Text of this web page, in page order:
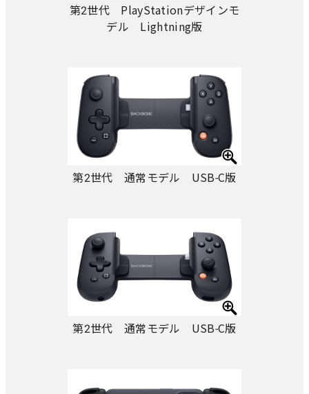
第2世代 PlayStationデザインモ
デル Lightning版
第2世代 通常モデル USB-C版
第2世代 通常モデル USB-C版